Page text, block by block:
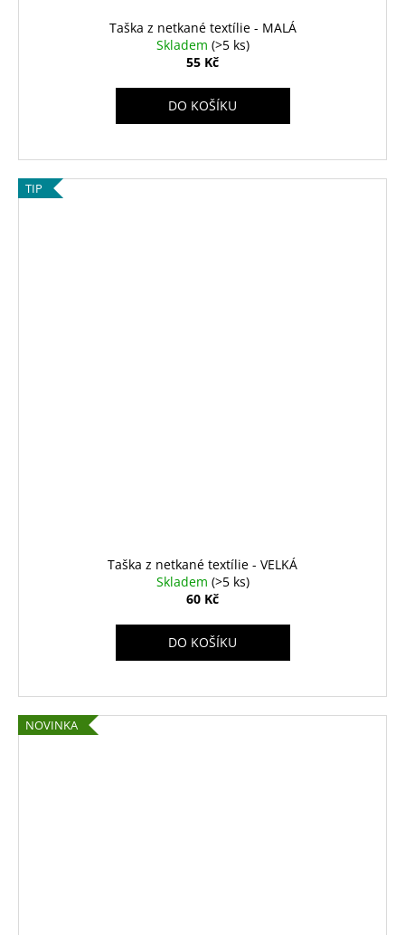
Taška z netkané textílie - MALÁ
Skladem (>5 ks)
55 Kč
DO KOŠÍKU
TIP
Taška z netkané textílie - VELKÁ
Skladem (>5 ks)
60 Kč
DO KOŠÍKU
NOVINKA